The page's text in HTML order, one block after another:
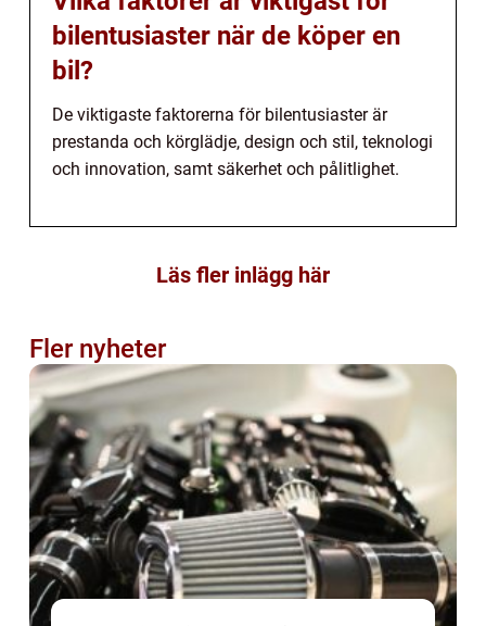
bilentusiaster när de köper en
bil?
De viktigaste faktorerna för bilentusiaster är
prestanda och körglädje, design och stil, teknologi
och innovation, samt säkerhet och pålitlighet.
Läs fler inlägg här
Fler nyheter